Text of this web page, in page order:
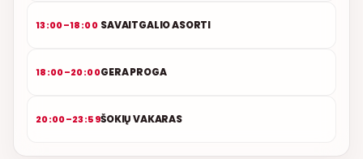
13:00–18:00 SAVAITGALIO ASORTI
18:00–20:00GERA PROGA
20:00–23:59ŠOKIŲ VAKARAS